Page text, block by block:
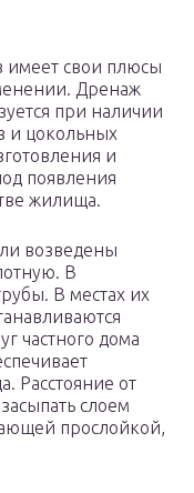
имеет свои плюсы
Дренаж
при наличии
и цокольных
и
появления
жилища.
возведены
В
В местах их
частного дома
Расстояние от
слоем
прослойкой,